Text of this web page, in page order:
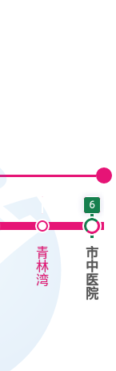
青
林
湾
6
市
中
医
院